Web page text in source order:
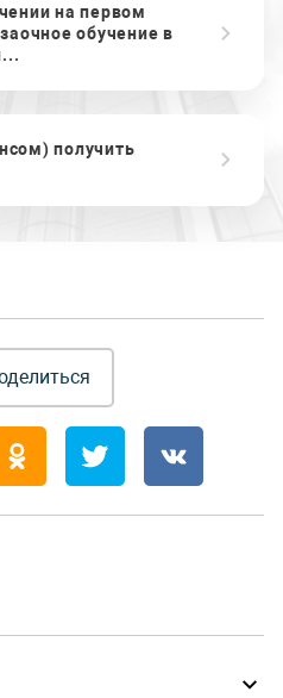
на первом
обучение в
получить